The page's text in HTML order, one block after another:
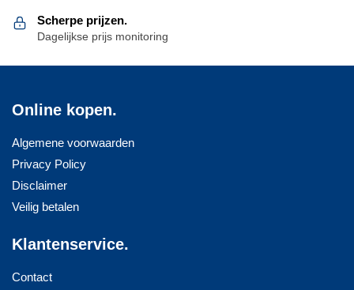
Scherpe prijzen.
Dagelijkse prijs monitoring
Online kopen.
Algemene voorwaarden
Privacy Policy
Disclaimer
Veilig betalen
Klantenservice.
Contact